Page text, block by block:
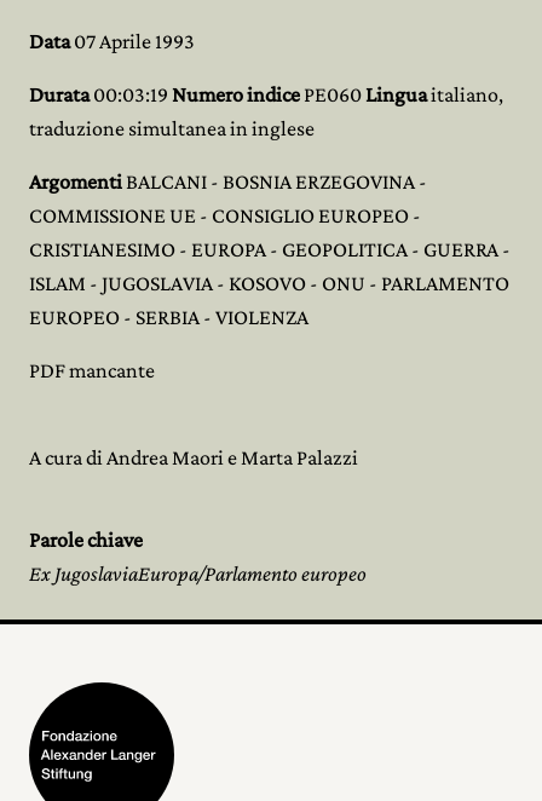
Data07 Aprile 1993
Durata00:03:19 Numero indice PE060Linguaitaliano,
traduzione simultanea in inglese
ArgomentiBALCANI - BOSNIA ERZEGOVINA -
COMMISSIONE UE - CONSIGLIO EUROPEO -
CRISTIANESIMO - EUROPA - GEOPOLITICA - GUERRA -
ISLAM - JUGOSLAVIA - KOSOVO - ONU - PARLAMENTO
EUROPEO - SERBIA - VIOLENZA
PDF mancante
A cura di Andrea Maori e Marta Palazzi
Parole chiave
Ex JugoslaviaEuropa/Parlamento europeo